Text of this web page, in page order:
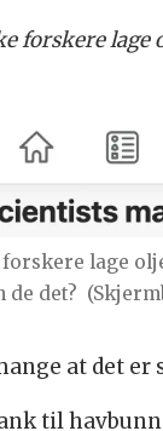
forskere lage
lage
de det?
at det er
til